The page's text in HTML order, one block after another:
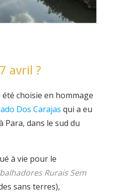
avril ?
choisie en hommage
Dos Carajas qui a eu
Para, dans le sud du
à vie pour le
Rurais Sem
sans terres),